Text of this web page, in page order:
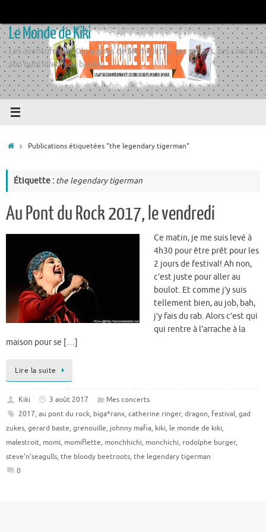
contenu
Le Monde de Kiki
Les aventures de Kiki auprès de Momiflette, ses sorties, ses concerts,
son quotidien, son boulot
AccueilPublications étiquetées "the legendary tigerman"
Étiquette : the legendary tigerman
Au Pont du Rock 2017, le vendredi
Ce matin, je me suis levé à
4h30 pour être prêt pour les
2 jours de festival! Ah non,
c’est juste pour aller au
boulot. Et comme j’y suis
tellement bien, au job, bah,
j’y fais du rab. Alors c’est qui
qui rentre à l’arrache à la
maison pour se […]
Lire la suite
Kiki 3 août 2017
Mes concerts
2017, au pont du rock, biga*ranx, catherine ringer, dragon, festival, gad
zukes, gerard baste, grenouille, johnny mafia, kiki, le monde de kiki,
malestroit, momi, momiflette, monchhichi, monchichi, rodolphe burger,
steve'n'seagulls, the bloody beetroots, the legendary tigerman
0